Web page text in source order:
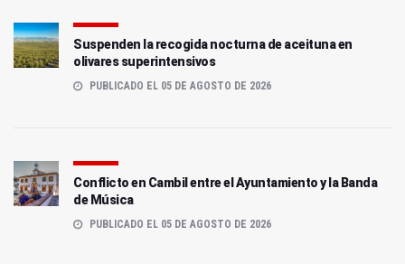
Suspenden la recogida nocturna de aceituna en
olivares superintensivos
PUBLICADO EL 05 DE AGOSTO DE 2026
Conflicto en Cambil entre el Ayuntamiento y la Banda
de Música
PUBLICADO EL 05 DE AGOSTO DE 2026